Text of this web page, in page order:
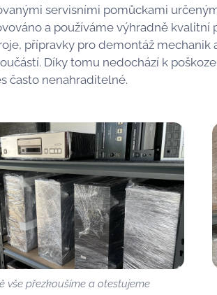
servisními pomůckami
a používáme výhradně kvalitní
přípravky pro demontáž mechanik
Díky tomu nedochází k
často nenahraditelné.
vše přezkoušíme a otestujeme